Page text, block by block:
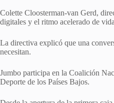
Colette Cloosterman-van Gerd,
digitales y el ritmo acelerado de
La directiva explicó que una
necesitan.
Jumbo participa en la Coalición
Deporte de los Países Bajos.